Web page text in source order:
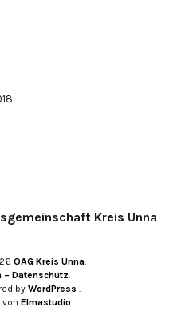
Kreis Unna
OAG Kreis Unna
– Datenschutz
by WordPress
von Elmastudio